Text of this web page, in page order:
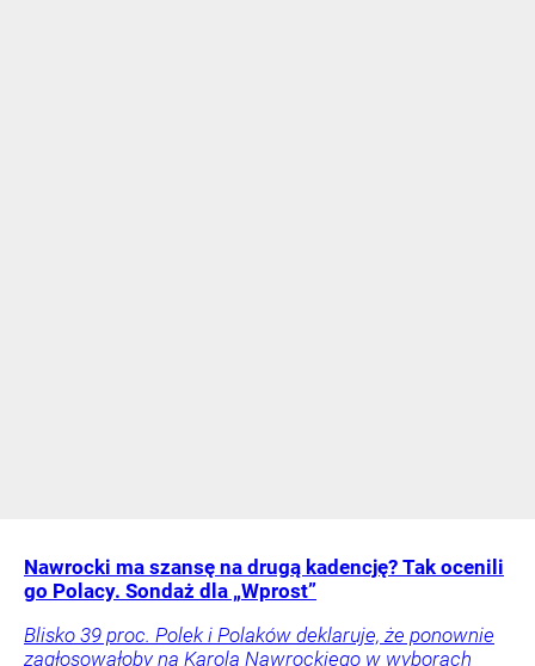
Nawrocki ma szansę na drugą kadencję? Tak ocenili
go Polacy. Sondaż dla „Wprost”
Blisko 39 proc. Polek i Polaków deklaruje, że ponownie
zagłosowałoby na Karola Nawrockiego w wyborach